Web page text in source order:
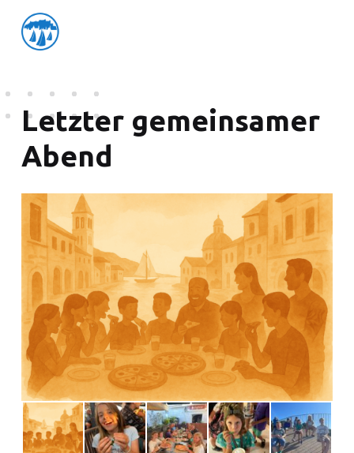
friedensflotte salzburg
Friedensflotte Salzburg
Letzter gemeinsamer
Abend